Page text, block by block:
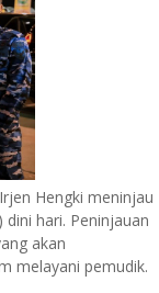
Hengki meninjau
hari. Peninjauan
akan
melayani pemudik.